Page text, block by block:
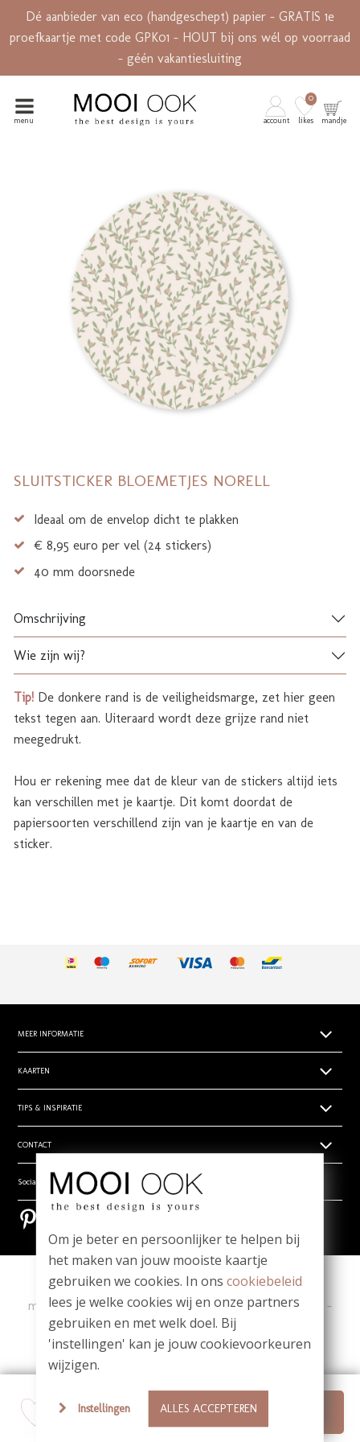
Dé aanbieder van eco (handgeschept) papier - GRATIS 1e
proefkaartje met code GPK01 - HOUT bij ons wél op voorraad
- géén vakantiesluiting
menu account likes
0
mandje
SLUITSTICKER BLOEMETJES NORELL
Ontwerp je sluitsticker
Ideaal om de envelop dicht te plakken
€ 8,95 euro per vel (24 stickers)
40 mm doorsnede
Omschrijving
Wie zijn wij?
Tip! De donkere rand is de veiligheidsmarge, zet hier geen
tekst tegen aan. Uiteraard wordt deze grijze rand niet
meegedrukt.
Hou er rekening mee dat de kleur van de stickers altijd iets
kan verschillen met je kaartje. Dit komt doordat de
papiersoorten verschillend zijn van je kaartje en van de
sticker.
MEER INFORMATIE
Papiersoorten
Levertijden
Prijsoverzicht
Algemene voorwaarden
Privacy verklaring
KAARTEN
Geboortekaartjes
Trouwkaarten zelf ontwerpen
Rouwdrukwerk
Stilgeboren kindje
Bestel een papierwaaier
TIPS & INSPIRATIE
Hippe en unieke babynamen
- Babynamen jongens
- Babynamen meisjes
- Babynamen unisex
Bloei mij! Groeipapier tips!
Meest gestelde vragen
CONTACT
Wie zijn wij
Vragen? Mail ons! team@mooiook.nl
Zakelijk drukwerk
Contact
Social media
Copyright| Contact|
ma t/m vr 09.00 - 12.00 u -Whatsapp: 06-1980 6980
-
team@mooiook.nl
© MOOI OOK 2026 |powered by DRN Cards 2026
Om je beter en persoonlijker te helpen bij
het maken van jouw mooiste kaartje
gebruiken we cookies. In ons cookiebeleid
lees je welke cookies wij en onze partners
gebruiken en met welk doel. Bij
'instellingen' kan je jouw cookievoorkeuren
wijzigen.
Instellingen ALLES ACCEPTEREN